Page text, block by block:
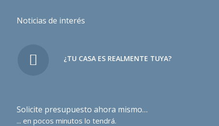
Noticias de interés
¿TU CASA ES REALMENTE TUYA?
Solicite presupuesto ahora mismo…
... en pocos minutos lo tendrá.